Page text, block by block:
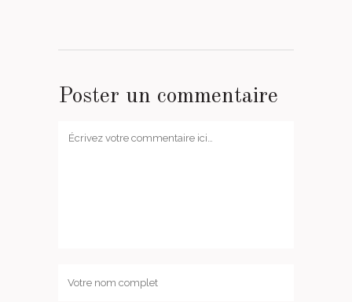
Poster un commentaire